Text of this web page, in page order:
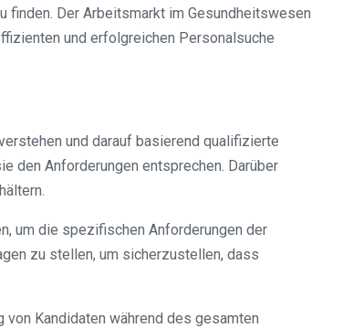
finden. Der Arbeitsmarkt im Gesundheitswesen
und erfolgreichen Personalsuche
und darauf basierend qualifizierte
den Anforderungen entsprechen. Darüber
um die spezifischen Anforderungen der
zu stellen, um sicherzustellen, dass
Kandidaten während des gesamten